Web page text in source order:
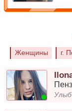
Женщины г.